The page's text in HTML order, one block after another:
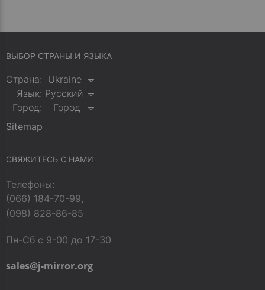
ВЫБОР СТРАНЫ И ЯЗЫКА
Страна: Ukraine
Язык: Русский
Город:
Город
Sitemap
СВЯЖИТЕСЬ С НАМИ
Телефоны:
(066) 184-70-99,
(098) 828-86-85
Пн-Сб с 9-00 до 17-30
sales@j-mirror.org